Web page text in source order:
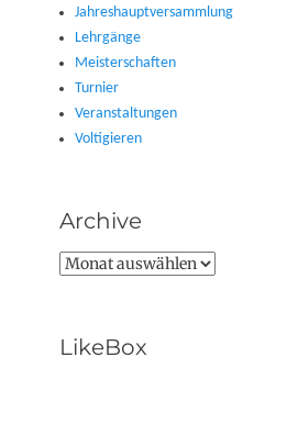
Jahreshauptversammlung
Lehrgänge
Meisterschaften
Turnier
Veranstaltungen
Voltigieren
Archive
Archive
LikeBox